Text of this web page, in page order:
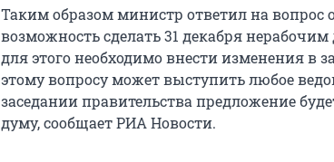
Таким образом министр ответил на вопрос
возможность сделать 31 декабря
для этого необходимо внести изменения в
этому вопросу может выступить любое
заседании правительства предложение
думу, сообщает РИА Новости.